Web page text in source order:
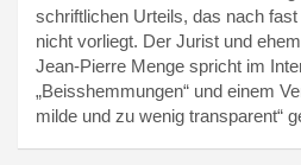
schriftlichen Urteils, das nach
nicht vorliegt. Der Jurist und
Jean-Pierre Menge spricht im
„Beisshemmungen“ und einem
milde und zu wenig transparent“